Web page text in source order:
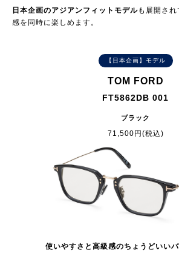
日本企画のアジアンフィットモデルも展開さ
感を同時に楽しめます。
【日本企画】モデル
TOM FORD
FT5862DB 001
ブラック
71,500円(税込)
使いやすさと高級感のちょうどいい